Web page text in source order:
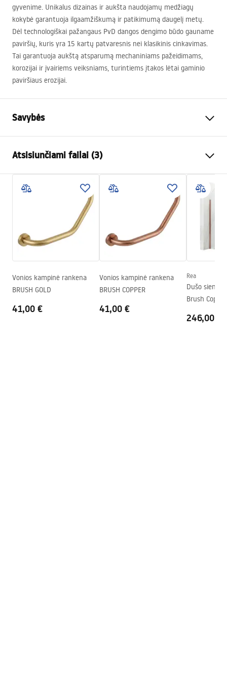
gyvenime. Unikalus dizainas ir aukšta naudojamų medžiagų
kokybė garantuoja ilgaamžiškumą ir patikimumą daugelį metų.
Dėl technologiškai pažangaus PvD dangos dengimo būdo gauname
paviršių, kuris yra 15 kartų patvaresnis nei klasikinis cinkavimas.
Tai garantuoja aukštą atsparumą mechaniniams pažeidimams,
korozijai ir įvairiems veiksniams, turintiems įtakos lėtai gaminio
paviršiaus erozijai.
Savybės
Medžiaga
Baterijos Tipas
Vienos rankenos
Montavimo būdas
Paviršinis montavimas
Maks. aukštis
1300mm
Slėgio reguliavimas
Taip
Anti-Calc sistema
Taip
Dengimo technologija
PVD
Atsisiunčiami failai (3)
Saugos informacija
Safety_Information_Shower_set.pdf
Garantijos sąlygos
Warranty_Terms_and_Conditions_Faucets_-_5.pdf
Surinkimo instrukcija
shower_set.pdf
Vonios kampinė rankena
BRUSH GOLD
41,00 €
Vonios kampinė rankena
BRUSH COPPER
41,00 €
Rea
Dušo siena
Brush
246,00 €